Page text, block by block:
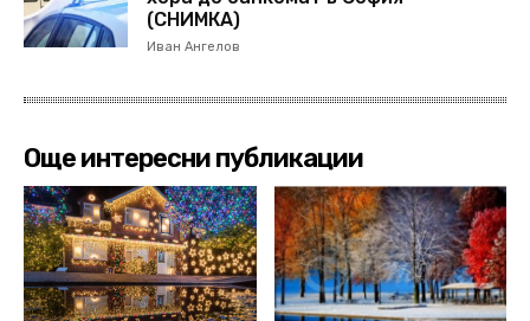
(СНИМКА)
Иван Ангелов
Още интересни публикации